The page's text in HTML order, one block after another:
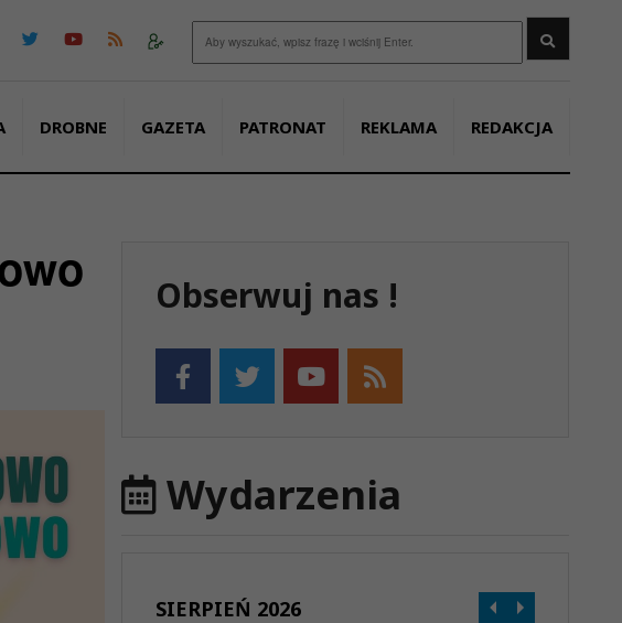
DROBNE GAZETA PATRONAT REKLAMA REDAKCJA
Obserwuj nas !
Wydarzenia
SIERPIEŃ 2026